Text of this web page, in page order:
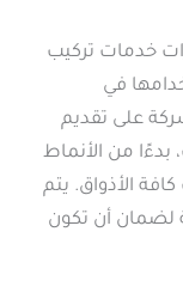
خدمات تركيب
في
على تقديم
من الأنماط
الأذواق. يتم
لضمان أن تكون